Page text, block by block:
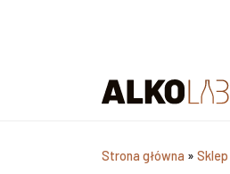
Strona główna » Sklep